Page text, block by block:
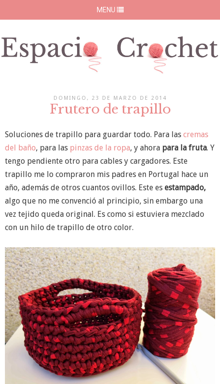
MENU
DOMINGO, 23 DE MARZO DE 2014
Frutero de trapillo
Soluciones de trapillo para guardar todo. Para las cremas
del baño, para las pinzas de la ropa, y ahora para la fruta. Y
tengo pendiente otro para cables y cargadores. Este
trapillo me lo compraron mis padres en Portugal hace un
año, además de otros cuantos ovillos. Este es estampado,
algo que no me convenció al principio, sin embargo una
vez tejido queda original. Es como si estuviera mezclado
con un hilo de trapillo de otro color.